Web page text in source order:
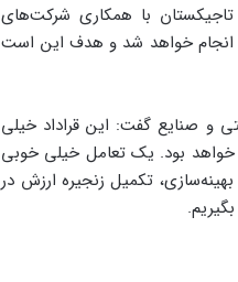
با همکاری شرکت‌های
انجام خواهد شد و هدف این است
دانش‌بنیان نفتی و صنایع گفت: این قراداد خیلی
بود که در طول دو سال در ۱۲ گروه کالایی ویژه خواهد بود. یک تعامل خیلی خوبی
تکمیل زنجیره ارزش در